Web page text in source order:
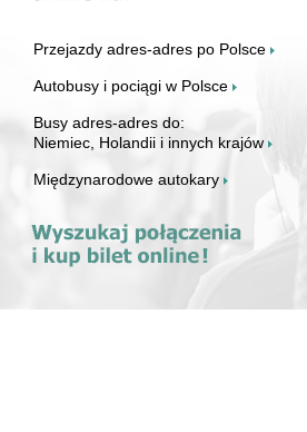
Przejazdy adres-adres po Polsce
Autobusy i pociągi w Polsce
Busy adres-adres do:
Niemiec, Holandii i innych krajów
Międzynarodowe autokary